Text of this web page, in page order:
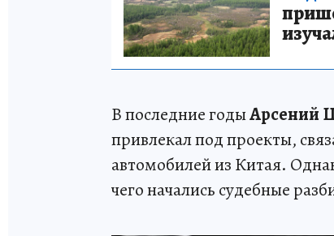
В последние годыАрсений
привлекал под проекты,
автомобилей из Китая.
чего начались судебные